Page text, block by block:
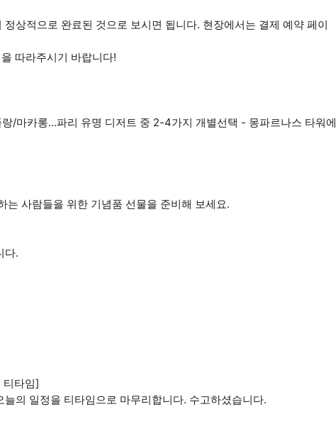
정상적으로 완료된 것으로 보시면 됩니다. 현장에서는 결제 예약 페이
따라주시기 바랍니다!
/마카롱...파리 유명 디저트 중 2-4가지 개별선택 - 몽파르나스 타워에
사람들을 위한 기념품 선물을 준비해 보세요.
다.
티타임]
의 일정을 티타임으로 마무리합니다. 수고하셨습니다.